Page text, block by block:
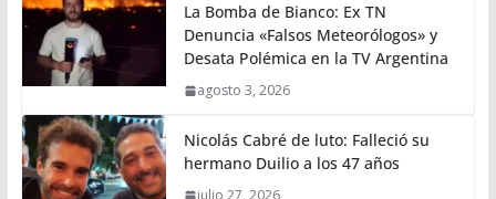
La Bomba de Bianco: Ex TN
Denuncia «Falsos Meteorólogos» y
Desata Polémica en la TV Argentina
agosto 3, 2026
Nicolás Cabré de luto: Falleció su
hermano Duilio a los 47 años